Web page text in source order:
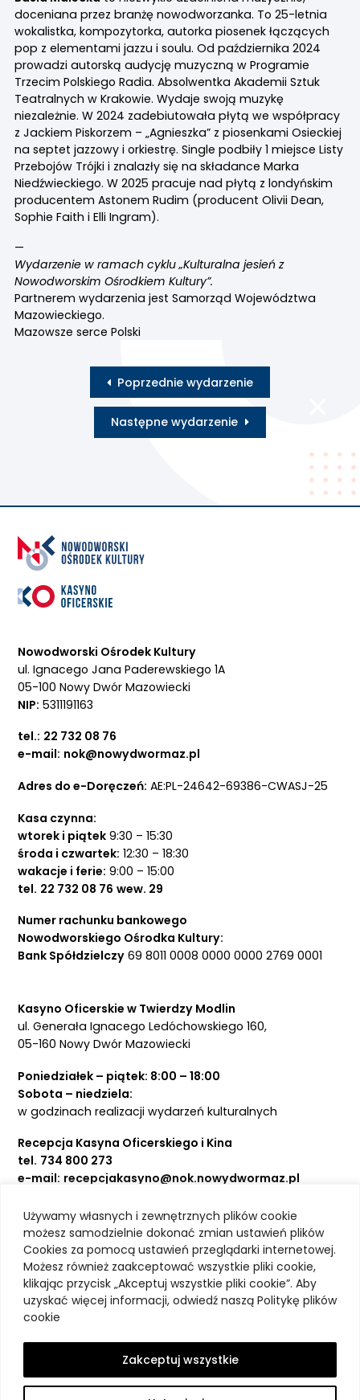
Używamy własnych i zewnętrznych plików cookie
możesz samodzielnie dokonać zmian ustawień plików
Cookies za pomocą ustawień przeglądarki internetowej.
Możesz również zaakceptować wszystkie pliki cookie,
klikając przycisk „Akceptuj wszystkie pliki cookie”. Aby
uzyskać więcej informacji, odwiedź naszą Politykę plików
cookie
Zakceptuj wszystkie
doceniana przez branżę nowodworzanka. To 25-letnia
wokalistka, kompozytorka, autorka piosenek łączących
pop z elementami jazzu i soulu. Od października 2024
prowadzi autorską audycję muzyczną w Programie
Trzecim Polskiego Radia. Absolwentka Akademii Sztuk
Teatralnych w Krakowie. Wydaje swoją muzykę
niezależnie. W 2024 zadebiutowała płytą we współpracy
z Jackiem Piskorzem – „Agnieszka” z piosenkami Osieckiej
na septet jazzowy i orkiestrę. Single podbiły 1 miejsce Listy
Przebojów Trójki i znalazły się na składance Marka
Niedźwieckiego. W 2025 pracuje nad płytą z londyńskim
producentem Astonem Rudim (producent Olivii Dean,
Sophie Faith i Elli Ingram).
—
Wydarzenie w ramach cyklu „Kulturalna jesień z
Nowodworskim Ośrodkiem Kultury”.
Partnerem wydarzenia jest Samorząd Województwa
Mazowieckiego.
Mazowsze serce Polski
Poprzednie wydarzenie
Następne wydarzenie
Nowodworski Ośrodek Kultury
ul. Ignacego Jana Paderewskiego 1A
05-100 Nowy Dwór Mazowiecki
NIP: 5311191163
tel.: 22 732 08 76
e-mail: nok@nowydwormaz.pl
Adres do e-Doręczeń: AE:PL-24642-69386-CWASJ-25
Kasa czynna:
wtorek i piątek9:30 – 15:30
środa i czwartek: 12:30 – 18:30
wakacje i ferie: 9:00 – 15:00
tel. 22 732 08 76 wew. 29
Numer rachunku bankowego
Nowodworskiego Ośrodka Kultury:
Bank Spółdzielczy69 8011 0008 0000 0000 2769 0001
Kasyno Oficerskie w Twierdzy Modlin
ul. Generała Ignacego Ledóchowskiego 160,
05-160 Nowy Dwór Mazowiecki
Poniedziałek – piątek: 8:00 – 18:00
Sobota – niedziela:
w godzinach realizacji wydarzeń kulturalnych
Recepcja Kasyna Oficerskiego i Kina
tel. 734 800 273
e-mail: recepcjakasyno@nok.nowydwormaz.pl
Aktualności
Kasyno Oficerskie
Kino
Bilety
Zajęcia stałe
Polityka prywatności
Deklaracja dostępności